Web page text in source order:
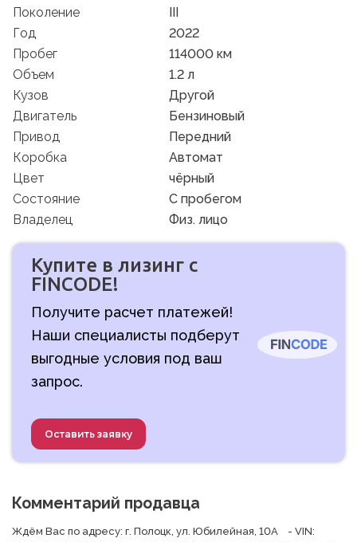
Поколение
III
Год
2022
Пробег
114000 км
Объем
1.2 л
Кузов
Другой
Двигатель
Бензиновый
Привод
Передний
Коробка
Автомат
Цвет
чёрный
Состояние
C пробегом
Владелец
Физ. лицо
Купите в лизинг с
FINCODE!
Получите расчет платежей!
Наши специалисты подберут
выгодные условия под ваш
запрос.
Оставить заявку
Комментарий продавца
Ждём Вас по адресу: г. Полоцк, ул. Юбилейная, 10А    - VIN: